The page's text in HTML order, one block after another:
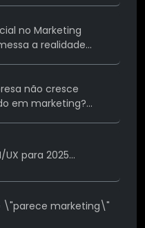
no Marketing
a realidade...
não cresce
em marketing?...
para 2025...
\"parece marketing\"